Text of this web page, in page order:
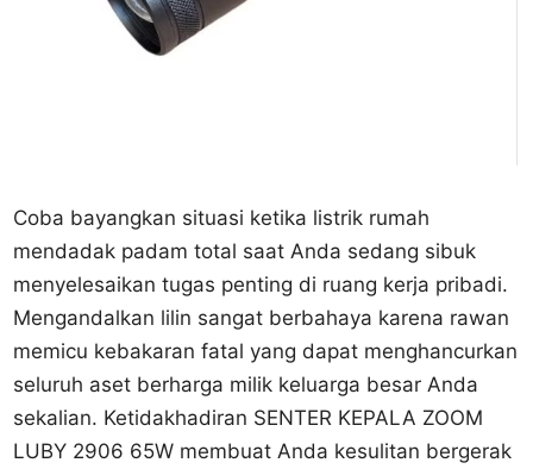
Coba bayangkan situasi ketika listrik rumah
mendadak padam total saat Anda sedang sibuk
menyelesaikan tugas penting di ruang kerja pribadi.
Mengandalkan lilin sangat berbahaya karena rawan
memicu kebakaran fatal yang dapat menghancurkan
seluruh aset berharga milik keluarga besar Anda
sekalian. Ketidakhadiran SENTER KEPALA ZOOM
LUBY 2906 65W membuat Anda kesulitan bergerak